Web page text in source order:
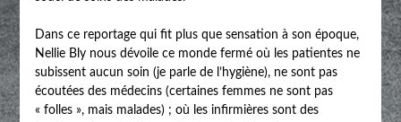
Dans ce reportage qui fit plus que sensation à son époque,
Nellie Bly nous dévoile ce monde fermé où les patientes ne
subissent aucun soin (je parle de l’hygiène), ne sont pas
écoutées des médecins (certaines femmes ne sont pas
« folles », mais malades) ; où les infirmières sont des